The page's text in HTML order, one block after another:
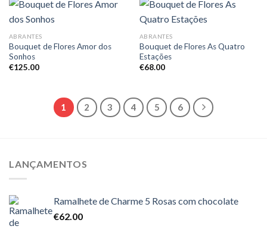
ABRANTES
Bouquet de Flores Amor dos
Sonhos
€125.00
ABRANTES
Bouquet de Flores As Quatro
Estações
€68.00
1 2 3 4 5 6
LANÇAMENTOS
Ramalhete de Charme 5 Rosas com chocolate
€62.00